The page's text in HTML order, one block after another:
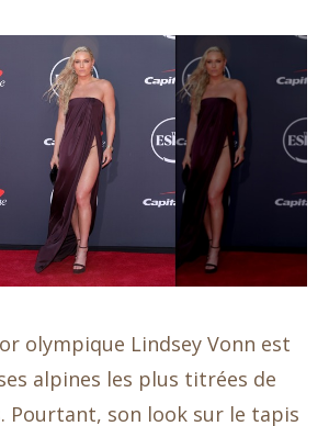
olympique Lindsey Vonn est
alpines les plus titrées de
Pourtant, son look sur le tapis